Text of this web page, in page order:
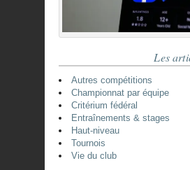
Les
Autres compétitions
Championnat par équipe
Critérium fédéral
Entraînements & stages
Haut-niveau
Tournois
Vie du club